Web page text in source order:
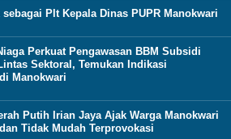
Plt Kepala Dinas PUPR Manokwari
Perkuat Pengawasan BBM Subsidi
Sektoral, Temukan Indikasi
Manokwari
Putih Irian Jaya Ajak Warga Manokwari
Tidak Mudah Terprovokasi